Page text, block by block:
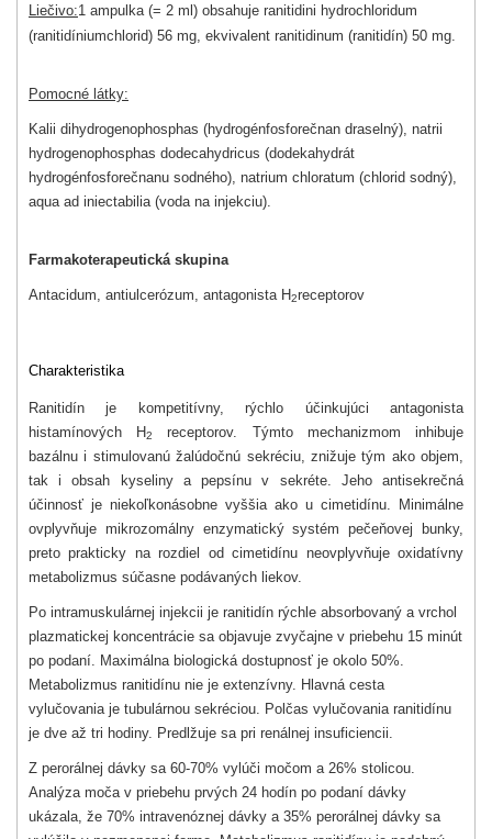
Liečivo:1 ampulka (= 2 ml) obsahuje ranitidini hydrochloridum
(ranitidíniumchlorid) 56 mg, ekvivalent ranitidinum (ranitidín) 50 mg.
Pomocné látky:
Kalii dihydrogenophosphas (hydrogénfosforečnan draselný), natrii
hydrogenophosphas dodecahydricus (dodekahydrát
hydrogénfosforečnanu sodného), natrium chloratum (chlorid sodný),
aqua ad iniectabilia (voda na injekciu).
Farmakoterapeutická skupina
Antacidum, antiulcerózum, antagonista H2receptorov
Charakteristika
Ranitidín je kompetitívny, rýchlo účinkujúci antagonista
histamínových H2
receptorov. Týmto mechanizmom inhibuje
bazálnu i stimulovanú žalúdočnú sekréciu, znižuje tým ako objem,
tak i obsah kyseliny a pepsínu v sekréte. Jeho antisekrečná
účinnosť je niekoľkonásobne vyššia ako u cimetidínu. Minimálne
ovplyvňuje mikrozomálny enzymatický systém pečeňovej bunky,
preto prakticky na rozdiel od cimetidínu neovplyvňuje oxidatívny
metabolizmus súčasne podávaných liekov.
Po intramuskulárnej injekcii je ranitidín rýchle absorbovaný a vrchol
plazmatickej koncentrácie sa objavuje zvyčajne v priebehu 15 minút
po podaní. Maximálna biologická dostupnosť je okolo 50%.
Metabolizmus ranitidínu nie je extenzívny. Hlavná cesta
vylučovania je tubulárnou sekréciou. Polčas vylučovania ranitidínu
je dve až tri hodiny. Predlžuje sa pri renálnej insuficiencii.
Z perorálnej dávky sa 60-70% vylúči močom a 26% stolicou.
Analýza moča v priebehu prvých 24 hodín po podaní dávky
ukázala, že 70% intravenóznej dávky a 35% perorálnej dávky sa